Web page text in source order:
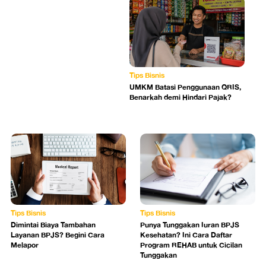
Tips Bisnis
UMKM Batasi Penggunaan QRIS,
Benarkah demi Hindari Pajak?
Tips Bisnis
Dimintai Biaya Tambahan
Layanan BPJS? Begini Cara
Melapor
Tips Bisnis
Punya Tunggakan Iuran BPJS
Kesehatan? Ini Cara Daftar
Program REHAB untuk Cicilan
Tunggakan